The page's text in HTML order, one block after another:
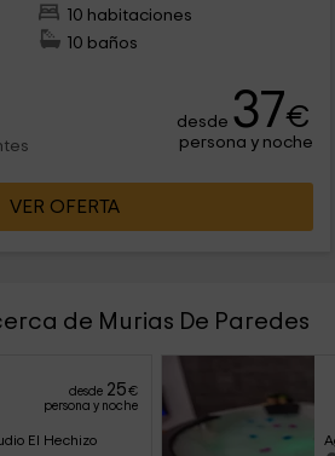
10 habitaciones
10 baños
desde 37€
persona y noche
VER OFERTA
de Murias De Paredes
desde 25€
persona y noche
El Hechizo